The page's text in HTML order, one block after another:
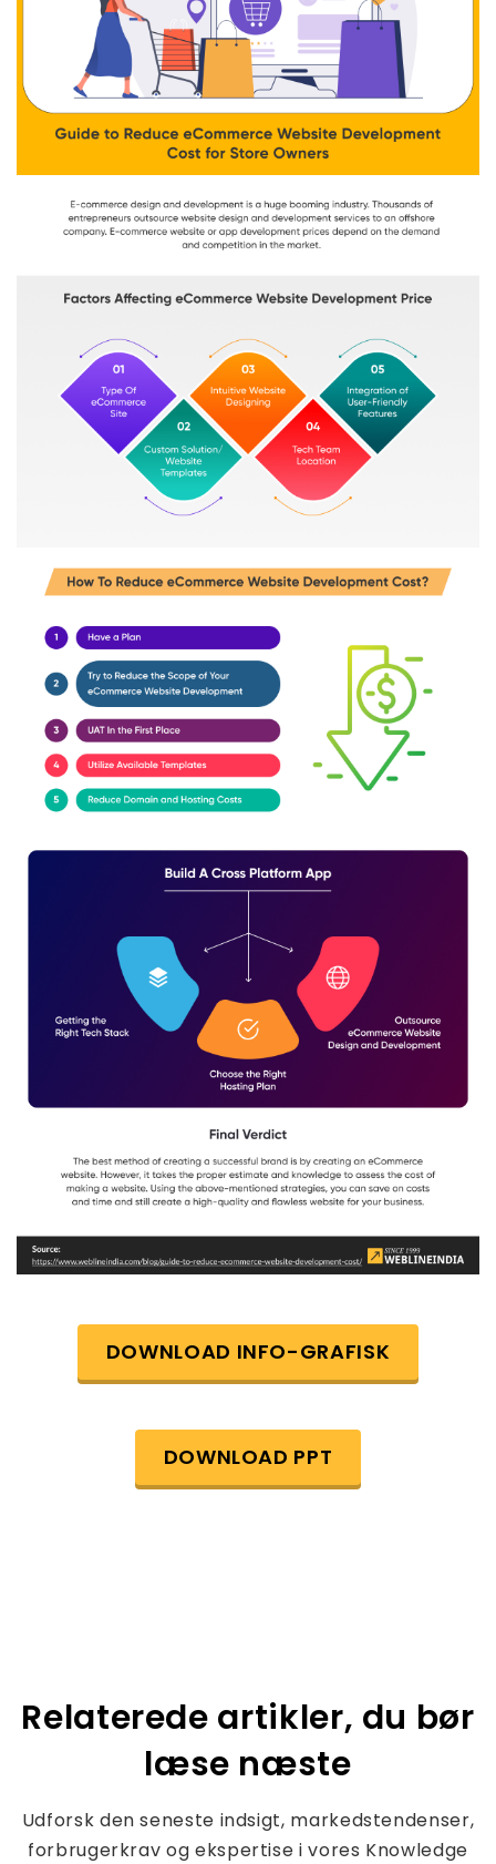
DOWNLOAD INFO-GRAFISK
DOWNLOAD PPT
Relaterede artikler, du bør
læse næste
Udforsk den seneste indsigt, markedstendenser,
forbrugerkrav og ekspertise i vores Knowledge